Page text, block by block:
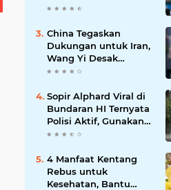
Menang 5-1, Mitchell
Puncaki Top Skor
China Tegaskan
Dukungan untuk Iran,
Wang Yi Desak
Perdamaian Timur
Ketegangan dengan
AS
Sopir Alphard Viral di
Bundaran HI Ternyata
Polisi Aktif, Gunakan
Pelat Palsu dan Kena
4 Manfaat Kentang
Rebus untuk
Kesehatan, Bantu